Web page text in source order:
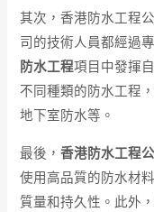
其次，香港防水工程
司的技術人員都經過
防水工程項目中發揮
不同種類的防水工程
地下室防水等。
最後，香港防水工程
使用高品質的防水材
質量和持久性。此外